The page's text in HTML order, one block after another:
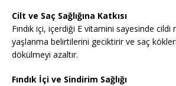
Cilt ve Saç Sağlığına Katkısı
Fındık içi, içerdiği E vitamini sayesinde cildi
yaşlanma belirtilerini geciktirir ve saç
dökülmeyi azaltır.
Fındık İçi ve Sindirim Sağlığı